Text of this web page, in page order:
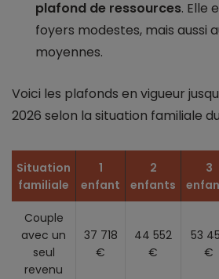
plafond de ressources. Elle
foyers modestes, mais aussi
moyennes.
Voici les plafonds en vigueur
2026 selon la situation familiale
Situation
familiale
1
enfant
2
enfants
3
Couple
avec un
seul
revenu
37 718
€
44 552
€
53
€